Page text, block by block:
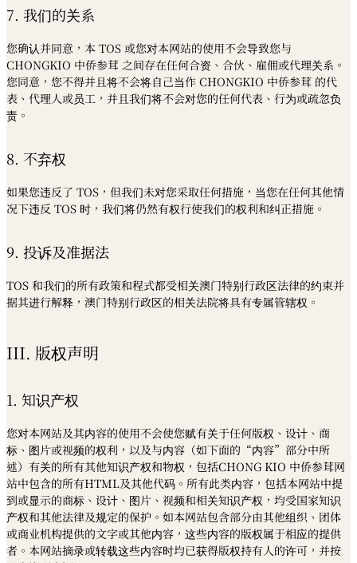
7. 我们的关系
您确认并同意，本 TOS 或您对本网站的使用不会导致您与
CHONGKIO 中侨参茸 之间存在任何合资、合伙、雇佣或代理关系。
您同意，您不得并且将不会将自己当作 CHONGKIO 中侨参茸 的代
表、代理人或员工，并且我们将不会对您的任何代表、行为或疏忽负
责。
8. 不弃权
如果您违反了 TOS，但我们未对您采取任何措施，当您在任何其他情
况下违反 TOS 时，我们将仍然有权行使我们的权利和纠正措施。
9. 投诉及准据法
TOS 和我们的所有政策和程式都受相关澳门特别行政区法律的约束并
据其进行解释，澳门特别行政区的相关法院将具有专属管辖权。
III. 版权声明
1. 知识产权
您对本网站及其内容的使用不会使您赋有关于任何版权、设计、商
标、图片或视频的权利，以及与内容（如下面的“内容”部分中所
述）有关的所有其他知识产权和物权，包括CHONG KIO 中侨参茸网
站中包含的所有HTML及其他代码。所有此类内容，包括本网站中提
到或显示的商标、设计、图片、视频和相关知识产权，均受国家知识
产权和其他法律及规定的保护。如本网站包含部分由其他组织、团体
或商业机构提供的文字或其他内容，这些内容的版权属于相应的提供
者。本网站摘录或转载这些内容时均已获得版权持有人的许可，并按